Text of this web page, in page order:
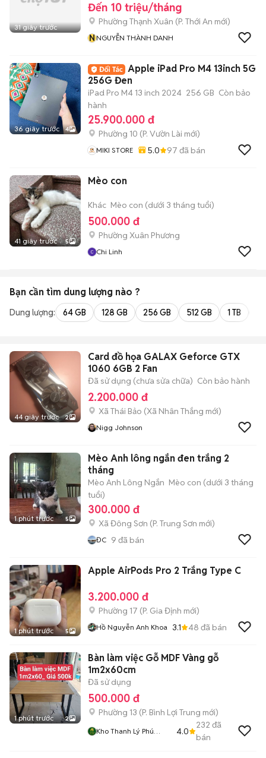
31 giây trước
Đến 10 triệu/tháng
Phường Thạnh Xuân (P. Thới An mới)
NNGUYỄN THÀNH DANH
36 giây trước 4
Apple iPad Pro M4 13inch 5G
256G Đen
iPad Pro M4 13 inch 2024 256 GB Còn bảo
hành
25.900.000 đ
Phường 10 (P. Vườn Lài mới)
MIKI STORE 5.0 97 đã bán
41 giây trước 5
Mèo con
Khác Mèo con (dưới 3 tháng tuổi)
500.000 đ
Phường Xuân Phương
Chi Linh
Bạn cần tìm dung lượng nào ?
Dung lượng: 64 GB 128 GB 256 GB 512 GB 1 TB
44 giây trước 2
Card đồ họa GALAX Geforce GTX
1060 6GB 2 Fan
Đã sử dụng (chưa sửa chữa) Còn bảo hành
2.200.000 đ
Xã Thái Bảo (Xã Nhân Thắng mới)
Nigg Johnson
1 phút trước 5
Mèo Anh lông ngắn đen trắng 2
tháng
Mèo Anh Lông Ngắn Mèo con (dưới 3 tháng
tuổi)
300.000 đ
Xã Đông Sơn (P. Trung Sơn mới)
ĐC 9 đã bán
1 phút trước 5
Apple AirPods Pro 2 Trắng Type C
3.200.000 đ
Phường 17 (P. Gia Định mới)
Hồ Nguyễn Anh Khoa 3.1 48 đã bán
1 phút trước 2
Bàn làm việc Gỗ MDF Vàng gỗ
1m2x60cm
Đã sử dụng
500.000 đ
Phường 13 (P. Bình Lợi Trung mới)
Kho Thanh Lý Phú
4.0
232 đã
bán